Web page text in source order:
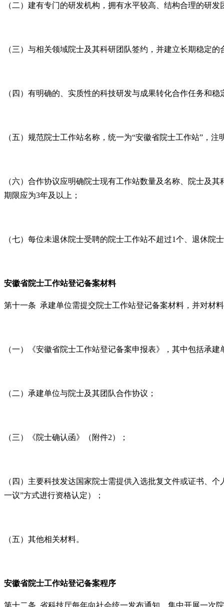
（二）建有专门的研发机构，拥有水平较高、结构合理的研
（三）与相关领域院士及其科研团队签约，并建立长期稳定
（四）有明确的、实质性的科技研发与成果转化合作任务和
（五）规范院士工作站名称，统一为“安徽省院士工作站”，
（六）合作协议应明确院士现有工作站数量及名称、院士及
期限应为3年及以上；
（七）每位未退休院士受聘的院士工作站不超过1个、退休
安徽省院士工作站登记备案材料
第十一条 承建单位需提交院士工作站登记备案材料，并对材
（一）《安徽省院士工作站登记备案申报表》，其中包括承
（二）承建单位与院士及其团队合作协议；
（三）《院士确认函》（附件2）；
（四）主要科技发达国家院士需提供入选批复文件或证书、
一议”方式进行资格认定）；
（五）其他相关材料。
安徽省院士工作站登记备案程序
第十二条 省科技厅每年向社会统一发布通知，集中开展一次